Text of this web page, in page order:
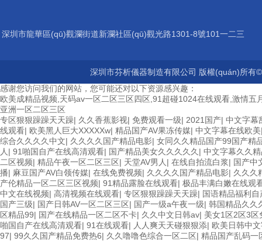
深圳市龍華區(qū)觀瀾街道新瀾社區(qū)觀光路1301-8號101一二三
深圳市芬析儀器制造有限公司 版權(quán)所
感谢您访问我们的网站，您可能还对以下资源感兴趣：
欧美成精品视频,天码av一区二区三区四区,91超碰1024在线观看,激情
亚洲一区二区三区
专区狠狠躁躁天天躁| 久久香蕉影视| 免费观看一级| 2021国产| 中文字幕
线观看| 欧美黑人巨大XXXXXw| 精品国产AV果冻传媒| 中文字幕在线欧美
综合久久久久中文| 久久久久国产精品电影| 女同久久精品国产99国产精
人 | 91啪国自产在线高清观看| 国产精品美女久久久久久 | 中文字幕久久
二区视频| 精品午夜一区二区三区| 天堂AV男人 | 在线自拍流白浆| 国产中
播| 麻豆国产AV白领传媒| 在线免费视频| 久久久久国产精品电影| 久久久
产伦精品一区二区三区视频| 91精品露脸在线观看| 极品丰满白嫩在线观
中文在线视频| 高清视频在线观看| 专区狠狠躁躁天天躁| 国语精品福利自
国产三级| 国产日韩AV一区二区三区| 国产一级a午夜一级| 韩国精品久久
区精品99| 国产在线精品一区二区不卡| 久久中文日韩av| 美女1区2区3区
啪国自产在线高清观看| 91在线观看| 人人爽天天碰狠狠添| 欧美日韩中
97| 99久久国产精品免费热6| 久久噜噜色综合一区二区| 精品国产乱码一